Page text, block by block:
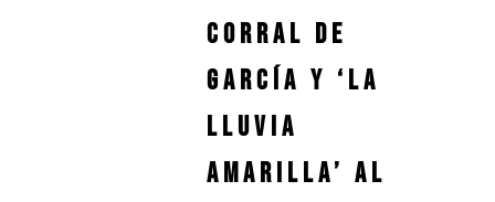
Corral de
García y ‘La
lluvia
amarilla’ al